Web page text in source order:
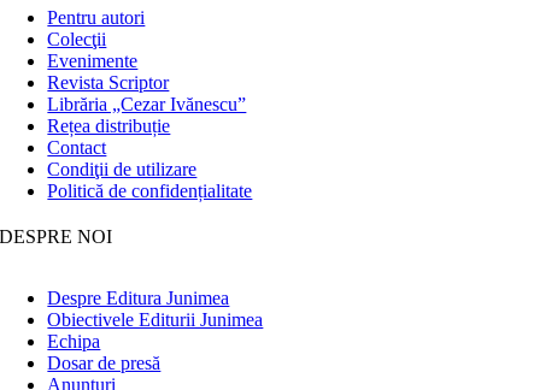
Pentru autori
Colecţii
Evenimente
Revista Scriptor
Librăria „Cezar Ivănescu”
Rețea distribuție
Contact
Condiţii de utilizare
Politică de confidențialitate
DESPRE NOI
Despre Editura Junimea
Obiectivele Editurii Junimea
Echipa
Dosar de presă
Anunţuri